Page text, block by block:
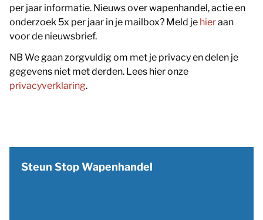
per jaar informatie. Nieuws over wapenhandel, actie en
onderzoek 5x per jaar in je mailbox? Meld je hieraan
voor de nieuwsbrief.
NB We gaan zorgvuldig om met je privacy en delen je
gegevens niet met derden. Lees hier onze
privacyverklaring.
Steun Stop Wapenhandel